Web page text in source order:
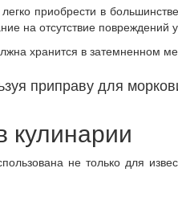
приобрести в
на отсутствие повреждений
хранится в затемненном
приправу для
кулинарии
не только для